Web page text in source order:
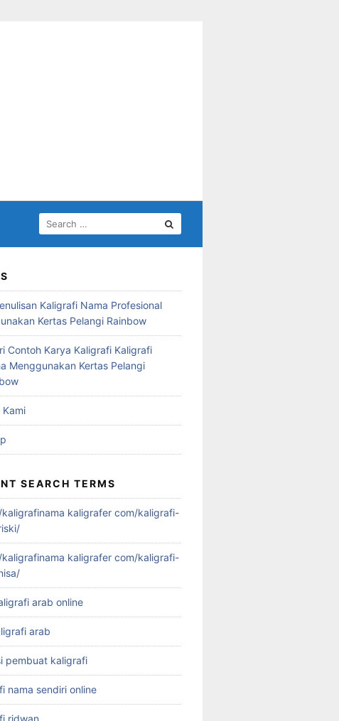
SEARCH
FOR:
Kaligrafi Nama Profesional
Kertas Pelangi Rainbow
Contoh Karya Kaligrafi Kaligrafi
Menggunakan Kertas Pelangi
Kami
SEARCH TERMS
kaligrafer com/kaligrafi-
kaligrafer com/kaligrafi-
arab online
arab
pembuat kaligrafi
nama sendiri online
ridwan